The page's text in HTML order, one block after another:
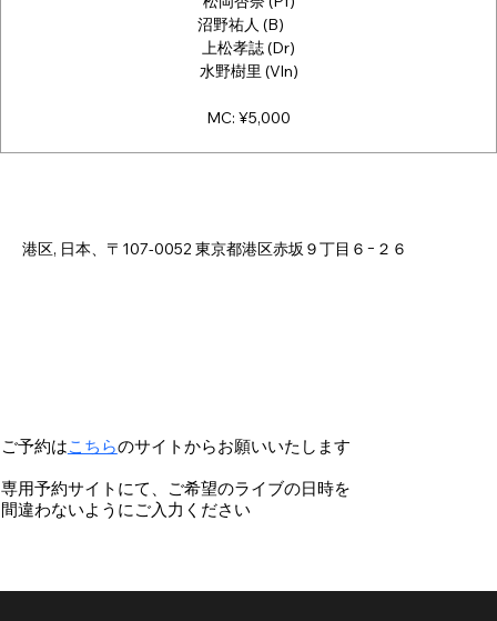
ご予約はこちらのサイトからお願いいたします
専用予約サイトにて、ご希望のライブの日時を
間違わないようにご入力ください
沼野祐人 (B)
上松孝誌 (Dr)
水野樹里 (Vln)
MC: ¥5,000
港区, 日本、〒107-0052 東京都港区赤坂９丁目６−２６